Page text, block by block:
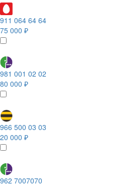
911 064 64 64
75 000 ₽
981 001 02 02
80 000 ₽
966 500 03 03
20 000 ₽
962 7007070